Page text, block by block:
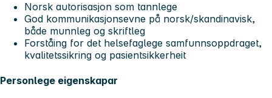
Norsk autorisasjon som tannlege
God kommunikasjonsevne på norsk/skandinavisk,
både munnleg og skriftleg
Forståing for det helsefaglege samfunnsoppdraget,
kvalitetssikring og pasientsikkerheit
Personlege eigenskapar